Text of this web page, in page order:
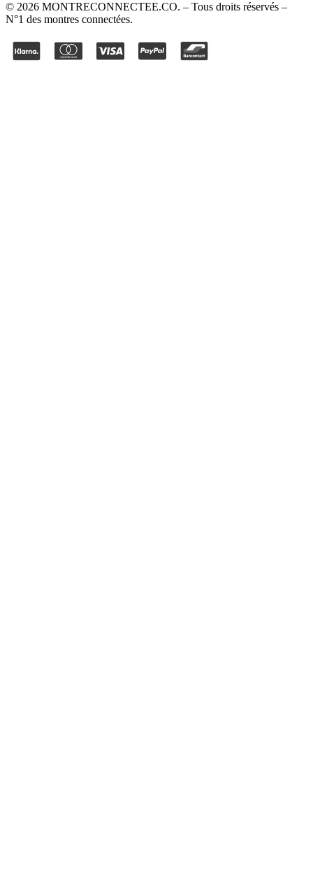
© 2026 MONTRECONNECTEE.CO. – Tous droits réservés –
N°1 des montres connectées.